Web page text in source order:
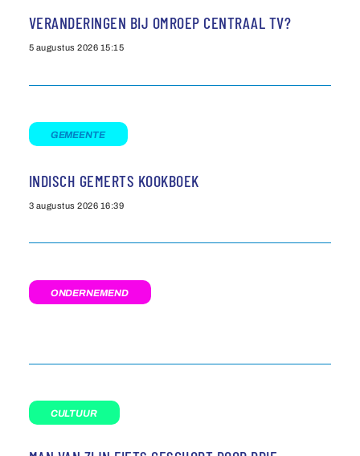
VERANDERINGEN BIJ OMROEP CENTRAAL TV?
5 augustus 2026 15:15
GEMEENTE
INDISCH GEMERTS KOOKBOEK
3 augustus 2026 16:39
ONDERNEMEND
CULTUUR